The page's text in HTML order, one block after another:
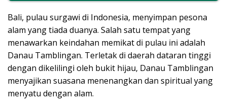
Bali, pulau surgawi di Indonesia, menyimpan pesona
alam yang tiada duanya. Salah satu tempat yang
menawarkan keindahan memikat di pulau ini adalah
Danau Tamblingan. Terletak di daerah dataran tinggi
dengan dikelilingi oleh bukit hijau, Danau Tamblingan
menyajikan suasana menenangkan dan spiritual yang
menyatu dengan alam.